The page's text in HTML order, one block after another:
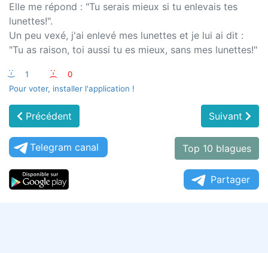
Elle me répond : "Tu serais mieux si tu enlevais tes
lunettes!".
Un peu vexé, j'ai enlevé mes lunettes et je lui ai dit :
"Tu as raison, toi aussi tu es mieux, sans mes lunettes!"
:-) 1 :-(
0
Pour voter, installer l'application !
Précédent Suivant
Telegram canal Top 10 blagues
Partager